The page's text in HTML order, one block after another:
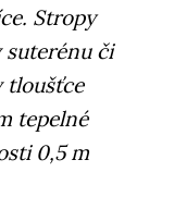
Stropy
suterénu či
tloušťce
tepelné
0,5 m